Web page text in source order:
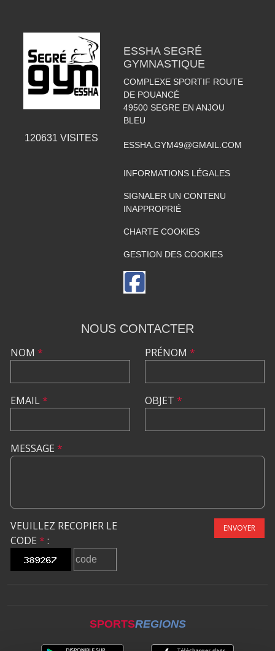
120631 VISITES
ESSHA SEGRÉ
GYMNASTIQUE
COMPLEXE SPORTIF ROUTE
DE POUANCÉ
49500 SEGRE EN ANJOU
BLEU
ESSHA.GYM49@GMAIL.COM
INFORMATIONS LÉGALES
SIGNALER UN CONTENU
INAPPROPRIÉ
CHARTE COOKIES
GESTION DES COOKIES
NOUS CONTACTER
NOM *
EMAIL*
PRÉNOM *
OBJET *
MESSAGE *
VEUILLEZ RECOPIER LE
CODE * :
ENVOYER
SPORTSREGIONS